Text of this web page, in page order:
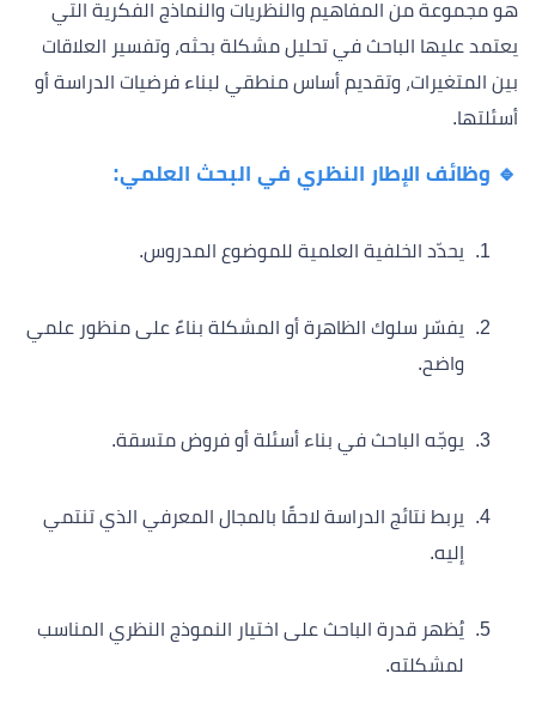
هو مجموعة من المفاهيم والنظريات والنماذج الفكرية التي
يعتمد عليها الباحث في تحليل مشكلة بحثه، وتفسير العلاقات
بين المتغيرات، وتقديم أساس منطقي لبناء فرضيات الدراسة أو
أسئلتها.
🔹 وظائف الإطار النظري في البحث العلمي:
يحدّد الخلفية العلمية للموضوع المدروس.
يفسّر سلوك الظاهرة أو المشكلة بناءً على منظور علمي
واضح.
يوجّه الباحث في بناء أسئلة أو فروض متسقة.
يربط نتائج الدراسة لاحقًا بالمجال المعرفي الذي تنتمي
إليه.
يُظهر قدرة الباحث على اختيار النموذج النظري المناسب
لمشكلته.